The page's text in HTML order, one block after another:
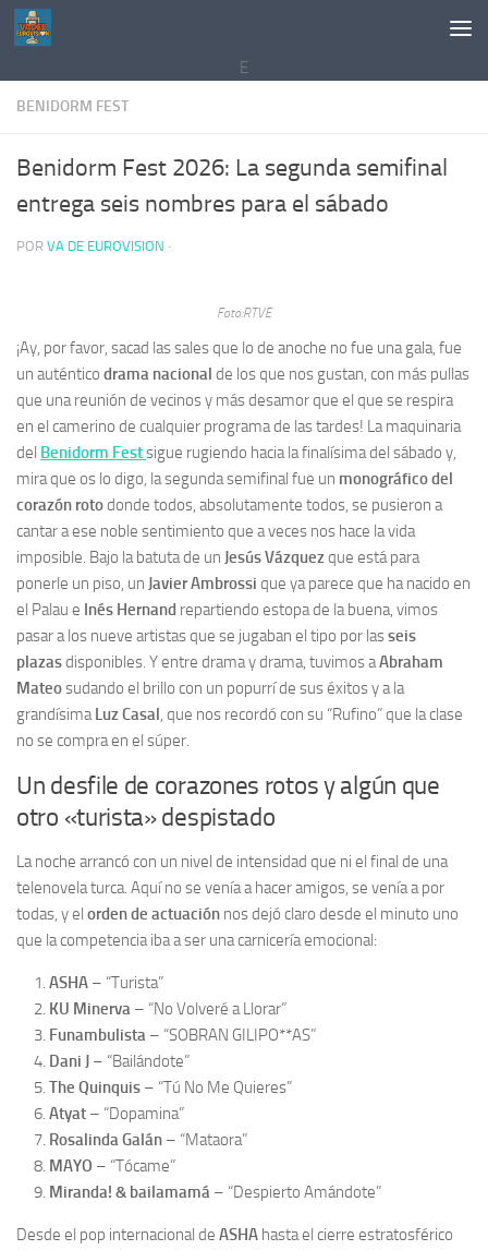
Saltar al contenido
E
BENIDORM FEST
Benidorm Fest 2026: La segunda semifinal
entrega seis nombres para el sábado
POR VA DE EUROVISION ·
Foto:RTVE
¡Ay, por favor, sacad las sales que lo de anoche no fue una gala, fue
un auténtico drama nacional de los que nos gustan, con más pullas
que una reunión de vecinos y más desamor que el que se respira
en el camerino de cualquier programa de las tardes! La maquinaria
del Benidorm Festsigue rugiendo hacia la finalísima del sábado y,
mira que os lo digo, la segunda semifinal fue un monográfico del
corazón rotodonde todos, absolutamente todos, se pusieron a
cantar a ese noble sentimiento que a veces nos hace la vida
imposible. Bajo la batuta de un Jesús Vázquezque está para
ponerle un piso, un Javier Ambrossi que ya parece que ha nacido en
el Palau e Inés Hernand repartiendo estopa de la buena, vimos
pasar a los nueve artistas que se jugaban el tipo por lasseis
plazasdisponibles. Y entre drama y drama, tuvimos aAbraham
Mateosudando el brillo con un popurrí de sus éxitos y a la
grandísimaLuz Casal, que nos recordó con su “Rufino” que la clase
no se compra en el súper.
Un desfile de corazones rotos y algún que
otro «turista» despistado
La noche arrancó con un nivel de intensidad que ni el final de una
telenovela turca. Aquí no se venía a hacer amigos, se venía a por
todas, y el orden de actuación nos dejó claro desde el minuto uno
que la competencia iba a ser una carnicería emocional:
ASHA – “Turista”
KU Minerva – “No Volveré a Llorar”
Funambulista – “SOBRAN GILIPO**AS”
Dani J – “Bailándote”
The Quinquis – “Tú No Me Quieres”
Atyat – “Dopamina”
Rosalinda Galán – “Mataora”
MAYO – “Tócame”
Miranda! & bailamamá – “Despierto Amándote”
Desde el pop internacional de ASHA hasta el cierre estratosférico